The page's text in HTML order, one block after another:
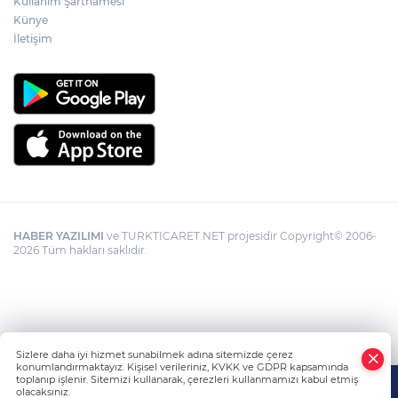
Künye
İletişim
HABER YAZILIMI ve TURKTICARET.NET projesidir Copyright© 2006-
2026 Tüm hakları saklıdır.
Sizlere daha iyi hizmet sunabilmek adına sitemizde çerez
konumlandırmaktayız. Kişisel verileriniz, KVKK ve GDPR kapsamında
toplanıp işlenir. Sitemizi kullanarak, çerezleri kullanmamızı kabul etmiş
olacaksınız.